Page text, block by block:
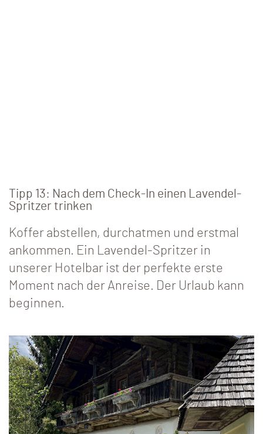
Tipp 13: Nach dem Check-In einen Lavendel-
Spritzer trinken
Koffer abstellen, durchatmen und erstmal
ankommen. Ein Lavendel-Spritzer in
unserer Hotelbar ist der perfekte erste
Moment nach der Anreise. Der Urlaub kann
beginnen.